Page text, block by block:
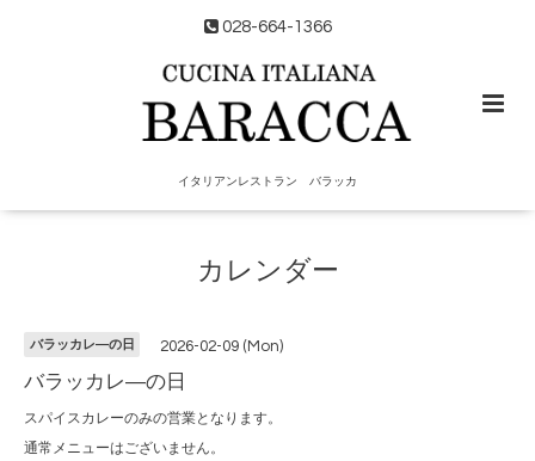
028-664-1366
イタリアンレストラン バラッカ
カレンダー
バラッカレ―の日 2026-02-09 (Mon)
バラッカレ―の日
スパイスカレーのみの営業となります。
通常メニューはございません。